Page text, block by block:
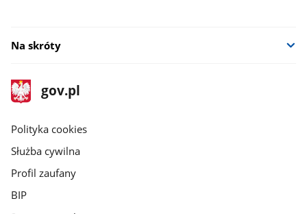
Na skróty
stopka
gov.pl
Strona
gov.pl
gov.pl
Polityka cookies
Służba cywilna
Profil zaufany
BIP